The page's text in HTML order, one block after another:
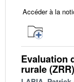
Accéder à la
Evaluation
rurale (ZRR)